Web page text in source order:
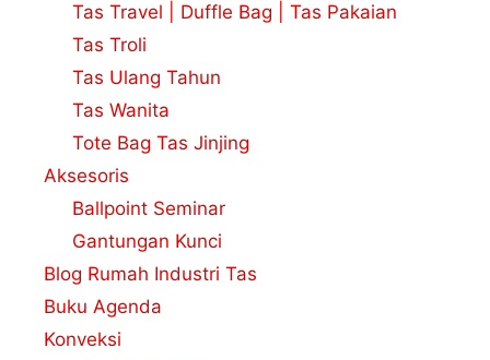
Tas Travel | Duffle Bag | Tas Pakaian
Tas Troli
Tas Ulang Tahun
Tas Wanita
Tote Bag Tas Jinjing
Aksesoris
Ballpoint Seminar
Gantungan Kunci
Blog Rumah Industri Tas
Buku Agenda
Konveksi